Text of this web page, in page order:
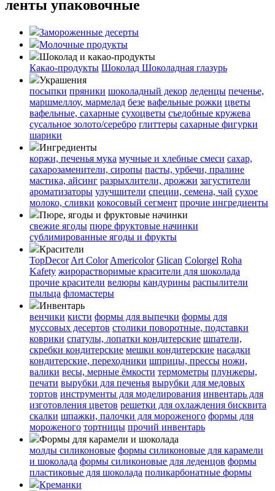
ленты упаковочные
Замороженные десерты
Молочные продукты
Шоколад и какао-продукты
Какао-продукты Шоколад Шоколадная глазурь
Украшения
посыпки пряники шоколадный декор леденцы печенье,
маршмеллоу, мармелад безе вафельные рожки цветы
вафельные, сахарные сухоцветы съедобные кружева
сусальное золото/серебро глиттеры сахарные фигурки
шарики
Ингредиенты
коржи, печенья мука мучные и хлебные смеси сахар,
сахарозаменители, сиропы пасты, урбечи, пралине
мастика, айсинг разрыхлители, дрожжи загустители
ароматизаторы улучшители специи, семена, чай сухое
молоко, сливки кокосовый сегмент прочие ингредиенты
Пюре, ягоды и фруктовые начинки
свежие ягоды пюре фруктовые начинки
сублимированные ягоды и фрукты
Красители
TopDecor Art Color Americolor Glican Colorgel Roha
Kafety жирорастворимые красители для шоколада
прочие красители велюры кандурины распылители
пыльца фломастеры
Инвентарь
венчики кисти формы для выпечки формы для
муссовых десертов столики поворотные, подставки
коврики cпатулы, лопатки кондитерские шпатели,
скребки кондитерские мешки кондитерские насадки
кондитерские, переходники шприцы, прессы ножи,
валики весы, мерные ёмкости термометры плунжеры,
печати вырубки для печенья вырубки для медовых
тортов инструменты для моделирования инвентарь для
изготовления цветов решетки для охлаждения бисквита
скалки шпажки, палочки для мороженого формы для
мороженого тортницы прочий инвентарь
Формы для карамели и шоколада
молды силиконовые формы силиконовые для карамели
и шоколада формы силиконовые для леденцов формы
пластиковые для шоколада поликарбонатные формы
Креманки